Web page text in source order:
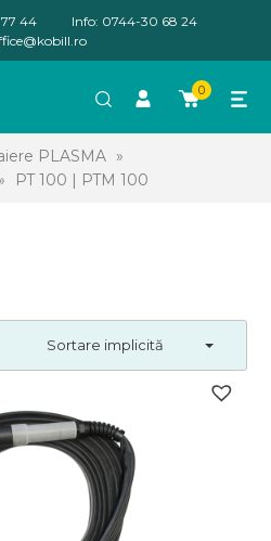
44
Info: 0744-30 68 24
0
PLASMA »
» PT 100 | PTM 100
Sortare implicită